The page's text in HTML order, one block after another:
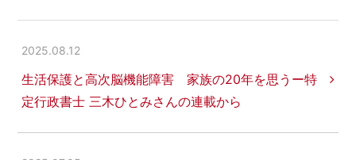
2025.08.12
生活保護と高次脳機能障害 家族の20年を思うー特
定行政書士 三木ひとみさんの連載から